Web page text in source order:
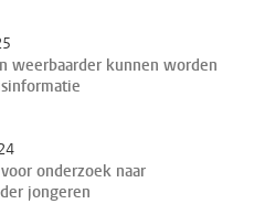
weerbaarder kunnen worden
onderzoek naar
jongeren